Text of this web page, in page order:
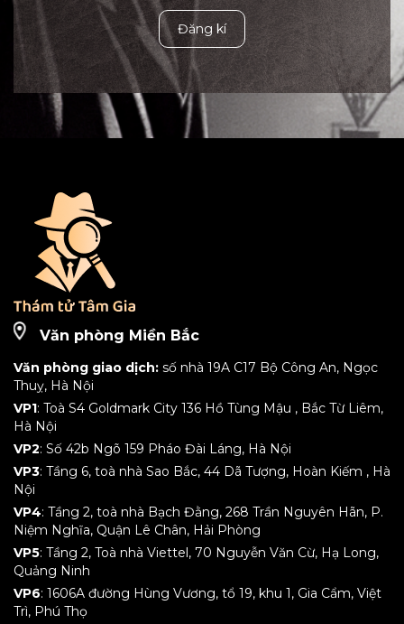
Đăng kí
Văn phòng Miền Bắc
Văn phòng giao dịch: số nhà 19A C17 Bộ Công An, Ngọc
Thuỵ, Hà Nội
VP1: Toà S4 Goldmark City 136 Hồ Tùng Mậu , Bắc Từ Liêm,
Hà Nội
VP2: Số 42b Ngõ 159 Pháo Đài Láng, Hà Nội
VP3: Tầng 6, toà nhà Sao Bắc, 44 Dã Tượng, Hoàn Kiếm , Hà
Nội
VP4: Tầng 2, toà nhà Bạch Đằng, 268 Trần Nguyên Hãn, P.
Niệm Nghĩa, Quận Lê Chân, Hải Phòng
VP5: Tầng 2, Toà nhà Viettel, 70 Nguyễn Văn Cừ, Hạ Long,
Quảng Ninh
VP6: 1606A đường Hùng Vương, tổ 19, khu 1, Gia Cẩm, Việt
Trì, Phú Thọ